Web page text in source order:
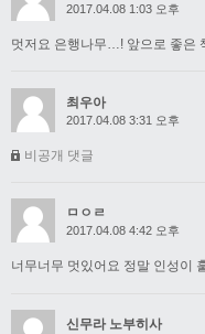
2017.04.08 1:03 오후
멋저요 은행나무…! 앞으로 좋은
최우아
2017.04.08 3:31 오후
비공개 댓글
ㅁㅇㄹ
2017.04.08 4:42 오후
너무너무 멋있어요 정말 인성이
신무라 노부히사